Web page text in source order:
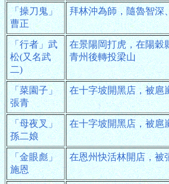
「操刀鬼」
曹正
拜林沖為師，隨魯智深
「行者」武
松(又名武
二)
在景陽岡打虎，在陽穀
青州後轉投梁山
「菜園子」
張青
在十字坡開黑店，被扈
「母夜叉」
孫二娘
在十字坡開黑店，被扈
「金眼彪」
施恩
在恩州快活林開店，被